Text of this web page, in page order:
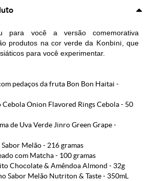
para você a versão comemorativa
produtos na cor verde da Konbini , que
para você experimentar.
pedaços da fruta Bon Bon Haitai -
Cebola Onion Flavored Rings Cebola - 50
de Uva Verde Jinro Green Grape -
Melão - 216 gramas
com Matcha - 100 gramas
Chocolate & Amêndoa Almond - 32g
Sabor Melão Nutriton & Taste - 350mL